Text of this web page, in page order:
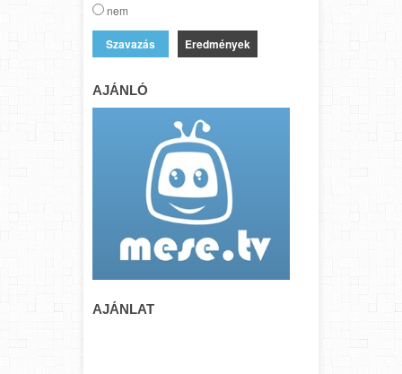
nem
Eredmények
AJÁNLÓ
AJÁNLAT